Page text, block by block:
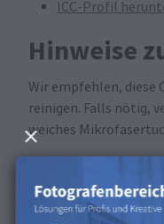
ICC-Profil
Hinweise
Wir empfehlen, diese
reinigen. Falls nötig,
weiches
Produkten